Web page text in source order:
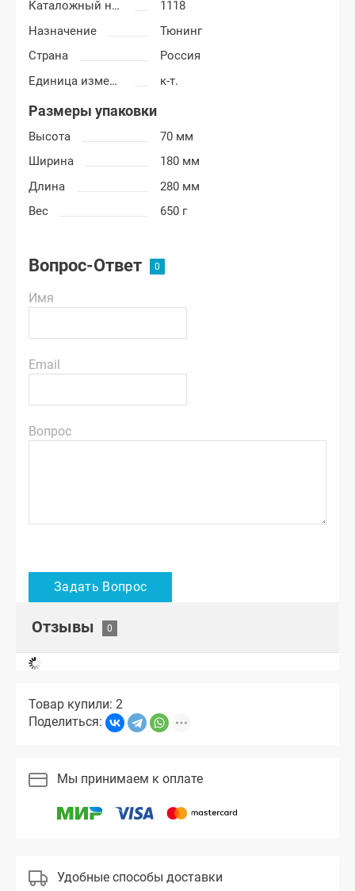
Каталожный номер
1118
Назначение
Тюнинг
Страна
Россия
Единица измерения
к-т.
Размеры упаковки
Высота
70 мм
Ширина
180 мм
Длина
280 мм
Вес
650 г
Вопрос-Ответ
Имя
Email
Вопрос
Отзывы
Товар купили: 2
Поделиться:
Мы принимаем к оплате
Удобные способы доставки